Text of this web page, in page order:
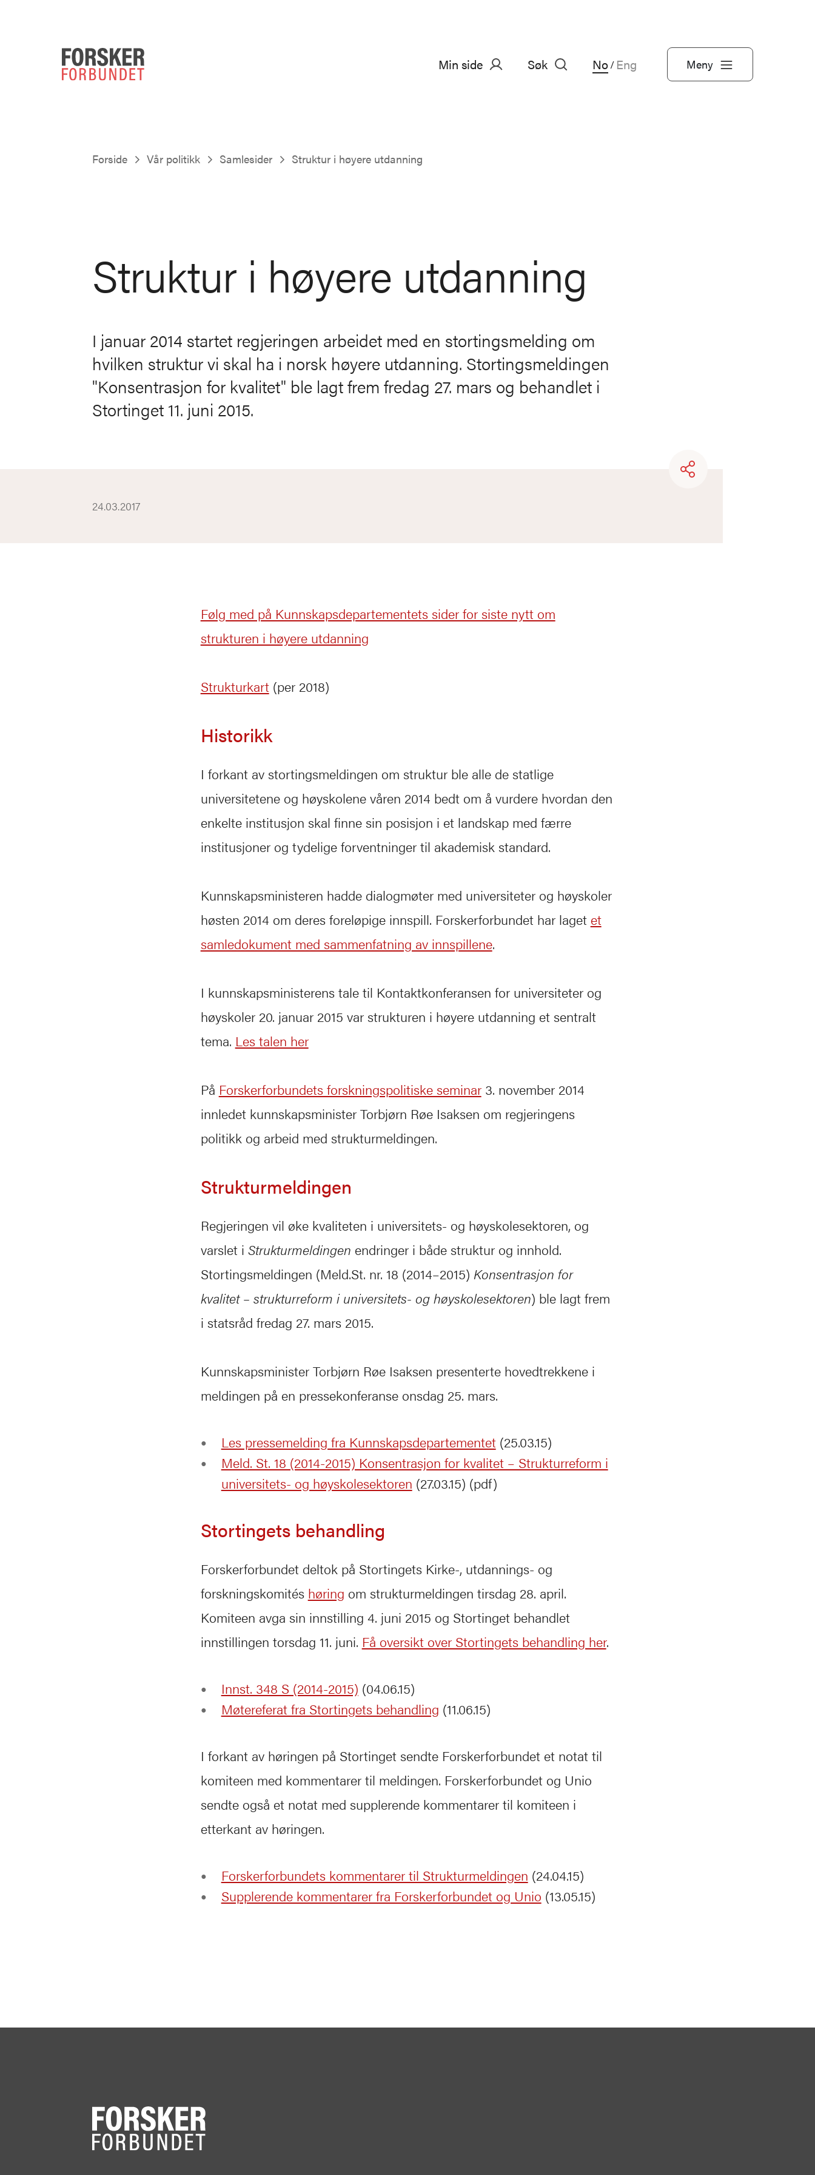
Min side Søk No/ Eng Meny
Forside Vår politikk Samlesider Struktur i høyere utdanning
Struktur i høyere utdanning
I januar 2014 startet regjeringen arbeidet med en stortingsmelding om
hvilken struktur vi skal ha i norsk høyere utdanning. Stortingsmeldingen
"Konsentrasjon for kvalitet" ble lagt frem fredag 27. mars og behandlet i
Stortinget 11. juni 2015.
24.03.2017
Følg med på Kunnskapsdepartementets sider for siste nytt om
strukturen i høyere utdanning
Strukturkart(per 2018)
Historikk
I forkant av stortingsmeldingen om struktur ble alle de statlige
universitetene og høyskolene våren 2014 bedt om å vurdere hvordan den
enkelte institusjon skal finne sin posisjon i et landskap med færre
institusjoner og tydelige forventninger til akademisk standard.
Kunnskapsministeren hadde dialogmøter med universiteter og høyskoler
høsten 2014 om deres foreløpige innspill. Forskerforbundet har laget et
samledokument med sammenfatning av innspillene.
I kunnskapsministerens tale til Kontaktkonferansen for universiteter og
høyskoler 20. januar 2015 var strukturen i høyere utdanning et sentralt
tema. Les talen her
På Forskerforbundets forskningspolitiske seminar3. november 2014
innledet kunnskapsminister Torbjørn Røe Isaksen om regjeringens
politikk og arbeid med strukturmeldingen.
Strukturmeldingen
Regjeringen vil øke kvaliteten i universitets- og høyskolesektoren, og
varslet i Strukturmeldingen endringer i både struktur og innhold.
Stortingsmeldingen (Meld.St. nr. 18 (2014–2015) Konsentrasjon for
kvalitet – strukturreform i universitets- og høyskolesektoren) ble lagt frem
i statsråd fredag 27. mars 2015.
Kunnskapsminister Torbjørn Røe Isaksen presenterte hovedtrekkene i
meldingen på en pressekonferanse onsdag 25. mars.
Les pressemelding fra Kunnskapsdepartementet(25.03.15)
Meld. St. 18 (2014-2015) Konsentrasjon for kvalitet – Strukturreform i
universitets- og høyskolesektoren (27.03.15) (pdf)
Stortingets behandling
Forskerforbundet deltok på Stortingets Kirke-, utdannings- og
forskningskomités høring om strukturmeldingen tirsdag 28. april.
Komiteen avga sin innstilling 4. juni 2015 og Stortinget behandlet
innstillingen torsdag 11. juni. Få oversikt over Stortingets behandling her.
Innst. 348 S (2014-2015) (04.06.15)
Møtereferat fra Stortingets behandling (11.06.15)
I forkant av høringen på Stortinget sendte Forskerforbundet et notat til
komiteen med kommentarer til meldingen. Forskerforbundet og Unio
sendte også et notat med supplerende kommentarer til komiteen i
etterkant av høringen.
Forskerforbundets kommentarer til Strukturmeldingen (24.04.15)
Supplerende kommentarer fra Forskerforbundet og Unio (13.05.15)